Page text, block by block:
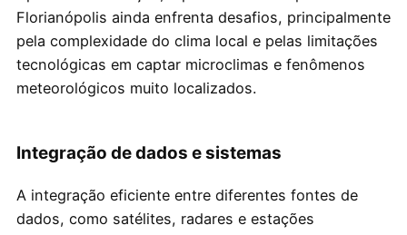
Florianópolis ainda enfrenta desafios, principalmente
pela complexidade do clima local e pelas limitações
tecnológicas em captar microclimas e fenômenos
meteorológicos muito localizados.
Integração de dados e sistemas
A integração eficiente entre diferentes fontes de
dados, como satélites, radares e estações